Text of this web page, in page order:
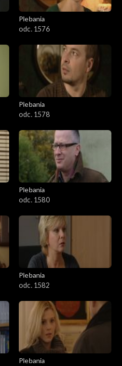
Plebania
odc. 1576
Plebania
odc. 1578
Plebania
odc. 1580
Plebania
odc. 1582
Plebania